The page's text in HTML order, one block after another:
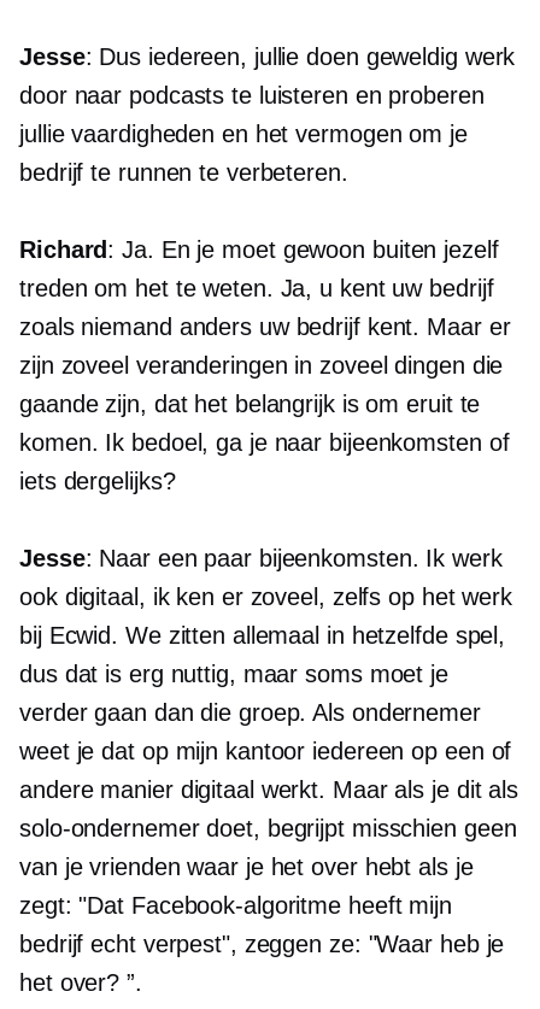
Jesse: Dus iedereen, jullie doen geweldig werk
door naar podcasts te luisteren en proberen
jullie vaardigheden en het vermogen om je
bedrijf te runnen te verbeteren.
Richard: Ja. En je moet gewoon buiten jezelf
treden om het te weten. Ja, u kent uw bedrijf
zoals niemand anders uw bedrijf kent. Maar er
zijn zoveel veranderingen in zoveel dingen die
gaande zijn, dat het belangrijk is om eruit te
komen. Ik bedoel, ga je naar bijeenkomsten of
iets dergelijks?
Jesse: Naar een paar bijeenkomsten. Ik werk
ook digitaal, ik ken er zoveel, zelfs op het werk
bij Ecwid. We zitten allemaal in hetzelfde spel,
dus dat is erg nuttig, maar soms moet je
verder gaan dan die groep. Als ondernemer
weet je dat op mijn kantoor iedereen op een of
andere manier digitaal werkt. Maar als je dit als
solo-ondernemer doet, begrijpt misschien geen
van je vrienden waar je het over hebt als je
zegt: "Dat Facebook-algoritme heeft mijn
bedrijf echt verpest", zeggen ze: "Waar heb je
het over? ”.